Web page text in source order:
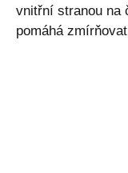
vnitřní stranou na
pomáhá